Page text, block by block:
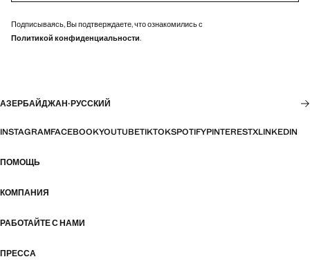
Подписываясь, Вы подтверждаете, что ознакомились с
Политикой конфиденциальности.
АЗЕРБАЙДЖАН·РУССКИЙ
INSTAGRAMFACEBOOKYOUTUBETIKTOKSPOTIFYPINTERESTXLINKEDIN
ПОМОЩЬ
КОМПАНИЯ
РАБОТАЙТЕ С НАМИ
ПРЕССА